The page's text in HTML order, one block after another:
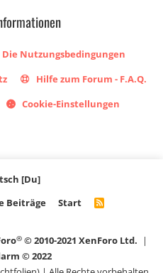
Die Nutzungsbedingungen
Hilfe zum Forum - F.A.Q.
Cookie-Einstellungen
[Du]
Beiträge Start
R
® © 2010-2021 XenForo Ltd.
|
© 2022